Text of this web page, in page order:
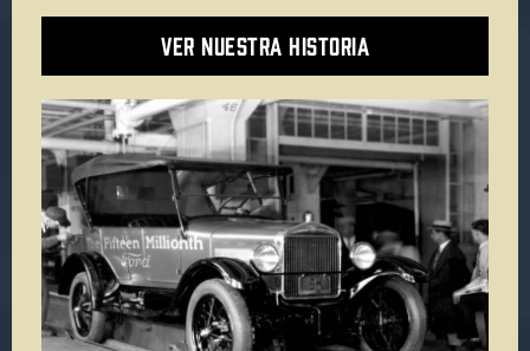
VER NUESTRA HISTORIA